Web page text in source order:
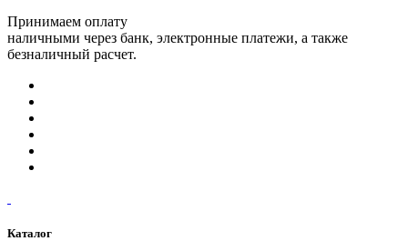
Принимаем оплату
наличными через банк, электронные платежи, а также
безналичный расчет.
Каталог